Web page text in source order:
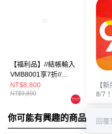
【福利品】//結帳輸入
VMB8001享7折//
Vermicular琺瑯鑄鐵鍋
19CM(深灰)
NT$8,800
NT$9,800
【福利
23CM(
你可能有興趣的商品 全站
【
8/7！
回覆